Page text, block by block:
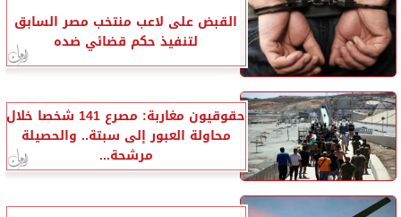
القبض على لاعب منتخب مصر السابق
لتنفيذ حكم قضائي ضده
حقوقيون مغاربة: مصرع 141 شخصا خلال
محاولة العبور إلى سبتة.. والحصيلة
مرشحة...